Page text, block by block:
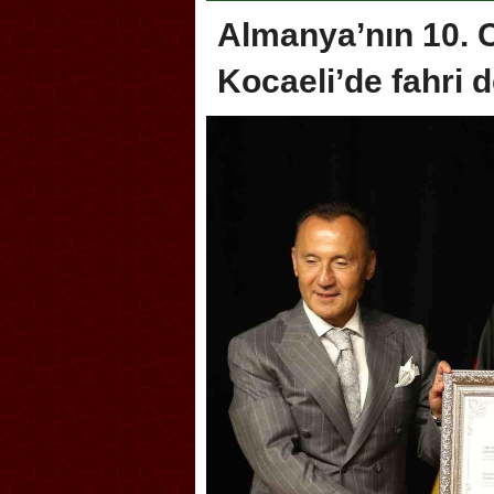
Almanya’nın 10.
Kocaeli’de fahri
Antrenörlüğe ”Hayır”
Galatasaray’dan bakın ne